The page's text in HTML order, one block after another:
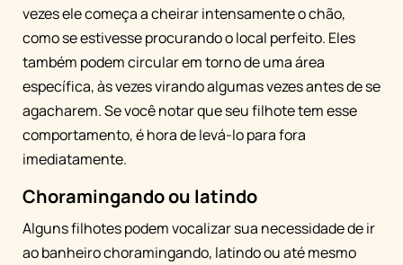
vezes ele começa a cheirar intensamente o chão,
como se estivesse procurando o local perfeito. Eles
também podem circular em torno de uma área
específica, às vezes virando algumas vezes antes de se
agacharem. Se você notar que seu filhote tem esse
comportamento, é hora de levá-lo para fora
imediatamente.
Choramingando ou latindo
Alguns filhotes podem vocalizar sua necessidade de ir
ao banheiro choramingando, latindo ou até mesmo